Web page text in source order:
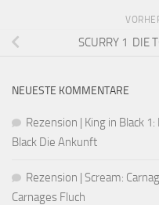
SCURRY 1 DIE
NEUESTE KOMMENTARE
Rezension | King in Black
Black Die Ankunft
Rezension | Scream:
Carnages Fluch